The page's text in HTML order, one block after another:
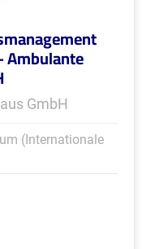
Ambulante
GmbH
(Internationale